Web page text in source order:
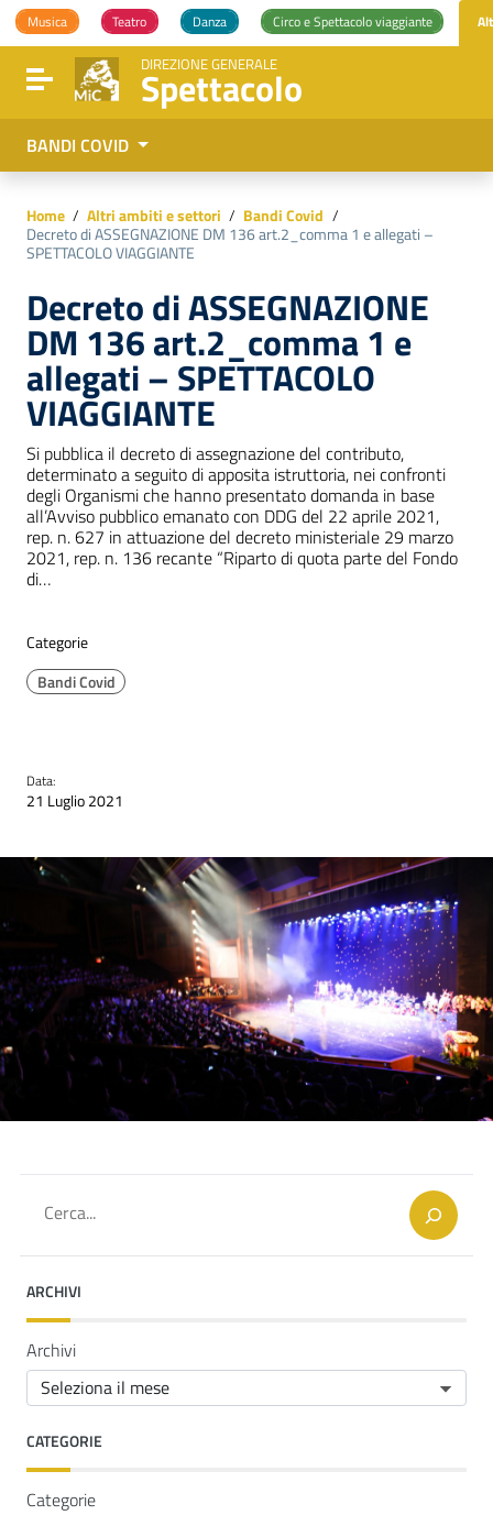
Vai ai contenuti
Vai al menu di navigazione
Vai al footer
Musica Teatro Danza Circo e Spettacolo viaggiante
Attiva / disattiva la navigazione
DIREZIONE GENERALE
Spettacolo
BANDI COVID
Home / Altri ambiti e settori / Bandi Covid /
Decreto di ASSEGNAZIONE DM 136 art.2_comma 1 e allegati –
SPETTACOLO VIAGGIANTE
Decreto di ASSEGNAZIONE
DM 136 art.2_comma 1 e
allegati – SPETTACOLO
VIAGGIANTE
Si pubblica il decreto di assegnazione del contributo,
determinato a seguito di apposita istruttoria, nei confronti
degli Organismi che hanno presentato domanda in base
all’Avviso pubblico emanato con DDG del 22 aprile 2021,
rep. n. 627 in attuazione del decreto ministeriale 29 marzo
2021, rep. n. 136 recante “Riparto di quota parte del Fondo
di…
Categorie
Bandi Covid
Data:
21 Luglio 2021
Cerca
ARCHIVI
Archivi
CATEGORIE
Categorie